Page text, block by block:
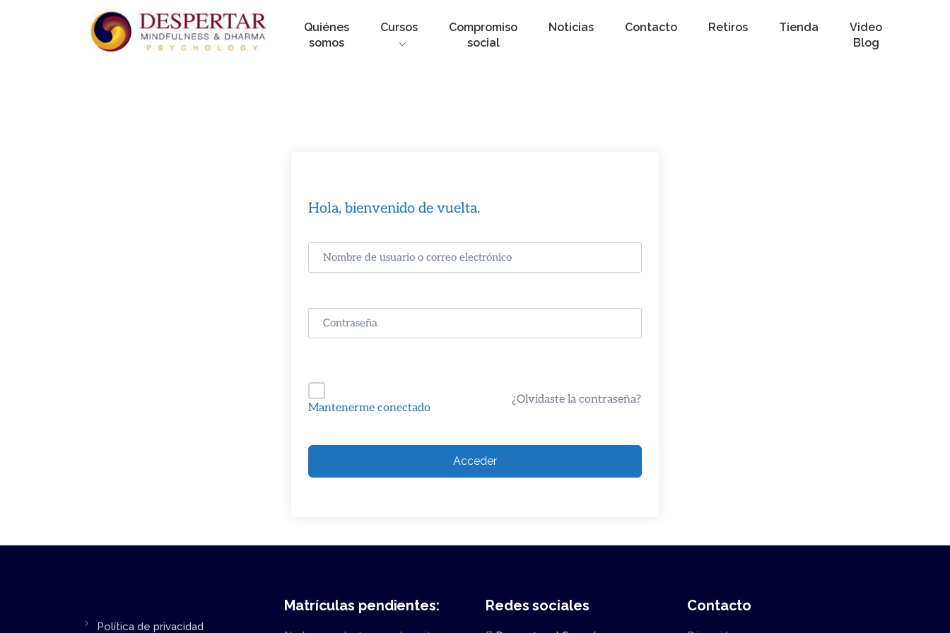
Quiénes
somos
Cursos
Compromiso
social
Noticias Contacto Retiros Tienda
Video
Blog
Hola, bienvenido de vuelta.
Mantenerme conectado
¿Olvidaste la contraseña?
Acceder
Política de privacidad
Matrículas pendientes: Redes sociales Contacto